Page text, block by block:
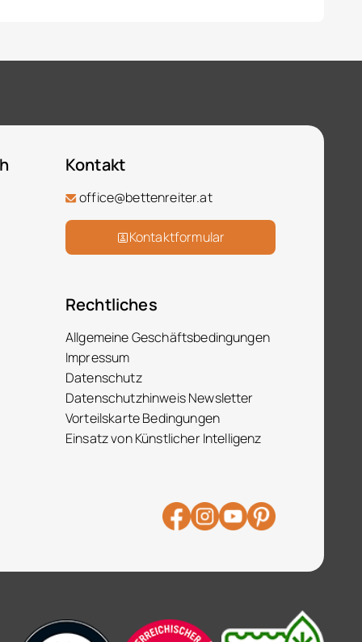
Kontakt
office@bettenreiter.at
Kontaktformular
Rechtliches
Allgemeine Geschäftsbedingungen
Impressum
Datenschutz
Datenschutzhinweis Newsletter
Vorteilskarte Bedingungen
Einsatz von Künstlicher Intelligenz